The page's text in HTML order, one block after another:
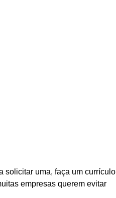
solicitar uma, faça um currículo
empresas querem evitar